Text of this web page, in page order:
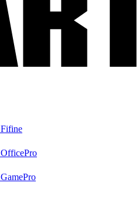
Fifine
OfficePro
GamePro